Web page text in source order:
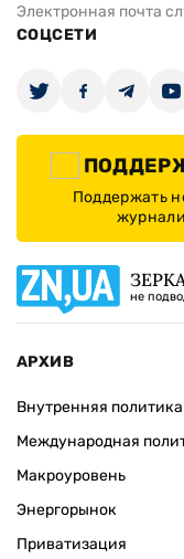
Электронная почта
СОЦСЕТИ
Поддержать
не
АРХИВ
Внутренняя политика
Международная
Макроуровень
Энергорынок
Приватизация